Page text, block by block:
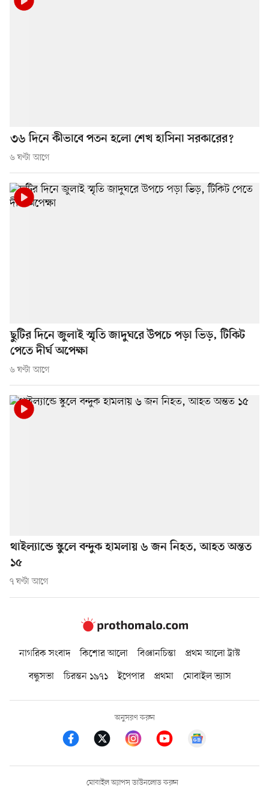
৩৬ দিনে কীভাবে পতন হলো শেখ হাসিনা সরকারের?
৬ ঘণ্টা আগে
ছুটির দিনে জুলাই স্মৃতি জাদুঘরে উপচে পড়া ভিড়, টিকিট
পেতে দীর্ঘ অপেক্ষা
৬ ঘণ্টা আগে
থাইল্যান্ডে স্কুলে বন্দুক হামলায় ৬ জন নিহত, আহত অন্তত
১৫
৭ ঘণ্টা আগে
নাগরিক সংবাদ কিশোর আলো বিজ্ঞানচিন্তা
প্রথম আলো ট্রাস্ট
বন্ধুসভা
চিরন্তন ১৯৭১ ইপেপার প্রথমা মোবাইল ভ্যাস
অনুসরণ করুন
মোবাইল অ্যাপস ডাউনলোড করুন